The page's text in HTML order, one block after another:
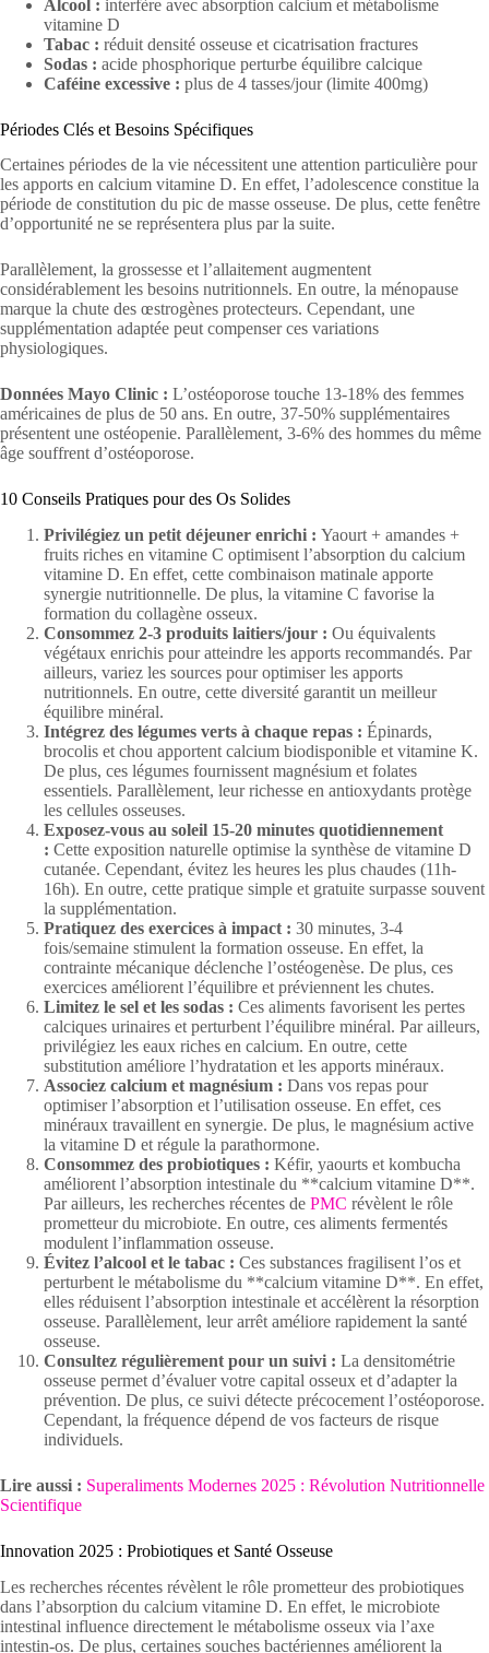
Alcool : interfère avec absorption calcium et métabolisme
vitamine D
Tabac : réduit densité osseuse et cicatrisation fractures
Sodas : acide phosphorique perturbe équilibre calcique
Caféine excessive : plus de 4 tasses/jour (limite 400mg)
Périodes Clés et Besoins Spécifiques
Certaines périodes de la vie nécessitent une attention particulière pour
les apports en calcium vitamine D. En effet, l’adolescence constitue la
période de constitution du pic de masse osseuse. De plus, cette fenêtre
d’opportunité ne se représentera plus par la suite.
Parallèlement, la grossesse et l’allaitement augmentent
considérablement les besoins nutritionnels. En outre, la ménopause
marque la chute des œstrogènes protecteurs. Cependant, une
supplémentation adaptée peut compenser ces variations
physiologiques.
Données Mayo Clinic : L’ostéoporose touche 13-18% des femmes
américaines de plus de 50 ans. En outre, 37-50% supplémentaires
présentent une ostéopenie. Parallèlement, 3-6% des hommes du même
âge souffrent d’ostéoporose.
10 Conseils Pratiques pour des Os Solides
Privilégiez un petit déjeuner enrichi : Yaourt + amandes +
fruits riches en vitamine C optimisent l’absorption du calcium
vitamine D. En effet, cette combinaison matinale apporte
synergie nutritionnelle. De plus, la vitamine C favorise la
formation du collagène osseux.
Consommez 2-3 produits laitiers/jour : Ou équivalents
végétaux enrichis pour atteindre les apports recommandés. Par
ailleurs, variez les sources pour optimiser les apports
nutritionnels. En outre, cette diversité garantit un meilleur
équilibre minéral.
Intégrez des légumes verts à chaque repas : Épinards,
brocolis et chou apportent calcium biodisponible et vitamine K.
De plus, ces légumes fournissent magnésium et folates
essentiels. Parallèlement, leur richesse en antioxydants protège
les cellules osseuses.
Exposez-vous au soleil 15-20 minutes quotidiennement
: Cette exposition naturelle optimise la synthèse de vitamine D
cutanée. Cependant, évitez les heures les plus chaudes (11h-
16h). En outre, cette pratique simple et gratuite surpasse souvent
la supplémentation.
Pratiquez des exercices à impact : 30 minutes, 3-4
fois/semaine stimulent la formation osseuse. En effet, la
contrainte mécanique déclenche l’ostéogenèse. De plus, ces
exercices améliorent l’équilibre et préviennent les chutes.
Limitez le sel et les sodas : Ces aliments favorisent les pertes
calciques urinaires et perturbent l’équilibre minéral. Par ailleurs,
privilégiez les eaux riches en calcium. En outre, cette
substitution améliore l’hydratation et les apports minéraux.
Associez calcium et magnésium : Dans vos repas pour
optimiser l’absorption et l’utilisation osseuse. En effet, ces
minéraux travaillent en synergie. De plus, le magnésium active
la vitamine D et régule la parathormone.
Consommez des probiotiques : Kéfir, yaourts et kombucha
améliorent l’absorption intestinale du **calcium vitamine D**.
Par ailleurs, les recherches récentes de PMC révèlent le rôle
prometteur du microbiote. En outre, ces aliments fermentés
modulent l’inflammation osseuse.
Évitez l’alcool et le tabac : Ces substances fragilisent l’os et
perturbent le métabolisme du **calcium vitamine D**. En effet,
elles réduisent l’absorption intestinale et accélèrent la résorption
osseuse. Parallèlement, leur arrêt améliore rapidement la santé
osseuse.
Consultez régulièrement pour un suivi : La densitométrie
osseuse permet d’évaluer votre capital osseux et d’adapter la
prévention. De plus, ce suivi détecte précocement l’ostéoporose.
Cependant, la fréquence dépend de vos facteurs de risque
individuels.
Lire aussi : Superaliments Modernes 2025 : Révolution Nutritionnelle
Scientifique
Innovation 2025 : Probiotiques et Santé Osseuse
Les recherches récentes révèlent le rôle prometteur des probiotiques
dans l’absorption du calcium vitamine D. En effet, le microbiote
intestinal influence directement le métabolisme osseux via l’axe
intestin-os. De plus, certaines souches bactériennes améliorent la